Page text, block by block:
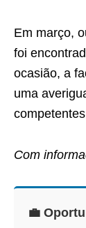
Em março,
foi
ocasião, a
uma
Com
💼